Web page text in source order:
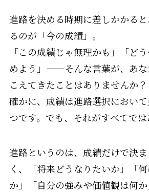
進路を決める時期に差しかかる
るのが「今の成績」。
「この成績じゃ無理かも」「ど
めよう」——そんな言葉が、あな
こえてきたことはありませんか？
確かに、成績は進路選択におい
つです。でも、それがすべてでは
進路というのは、成績だけで決
く、「将来どうなりたいか」「
か」「自分の強みや価値観は何